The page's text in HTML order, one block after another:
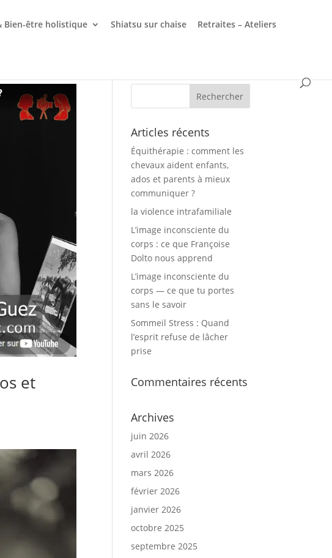
Bien-être holistique Shiatsu sur chaise Retraites – Ateliers
et
Articles récents
Équithérapie : comment les
chevaux aident enfants,
ados et parents à mieux
communiquer ?
la violence intrafamiliale
L’image inconsciente du
corps : ce que Françoise
Dolto nous apprend
L’image inconsciente du
corps — ce que tu portes
sans le savoir
Sommeil Stress : Quand
l’esprit refuse de lâcher
prise
Commentaires récents
Archives
juin 2026
avril 2026
mars 2026
février 2026
janvier 2026
octobre 2025
septembre 2025